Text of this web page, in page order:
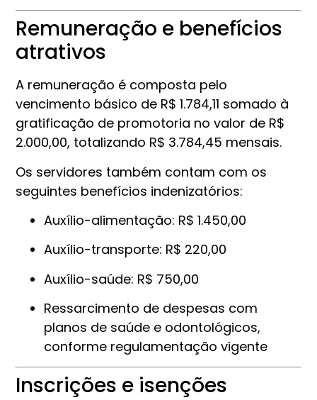
Remuneração e benefícios
atrativos
A remuneração é composta pelo
vencimento básico de R$ 1.784,11 somado à
gratificação de promotoria no valor de R$
2.000,00, totalizando R$ 3.784,45 mensais.
Os servidores também contam com os
seguintes benefícios indenizatórios:
Auxílio-alimentação: R$ 1.450,00
Auxílio-transporte: R$ 220,00
Auxílio-saúde: R$ 750,00
Ressarcimento de despesas com
planos de saúde e odontológicos,
conforme regulamentação vigente
Inscrições e isenções